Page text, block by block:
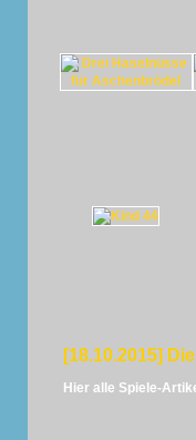
[18.10.2015]
Hier alle Spiele-